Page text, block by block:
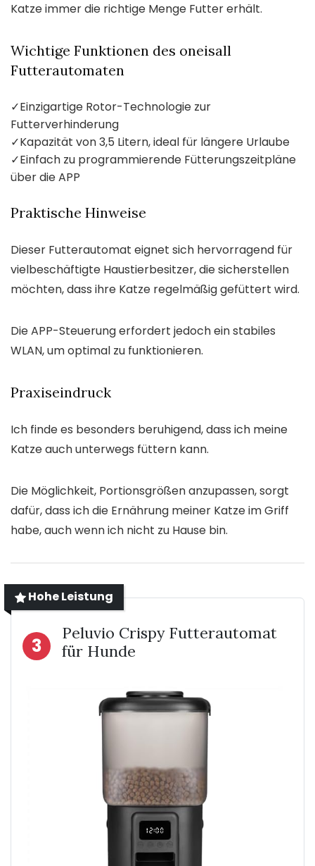
Katze immer die richtige Menge Futter erhält.
Wichtige Funktionen des oneisall
Futterautomaten
✓Einzigartige Rotor-Technologie zur
Futterverhinderung
✓Kapazität von 3,5 Litern, ideal für längere Urlaube
✓Einfach zu programmierende Fütterungszeitpläne
über die APP
Praktische Hinweise
Dieser Futterautomat eignet sich hervorragend für
vielbeschäftigte Haustierbesitzer, die sicherstellen
möchten, dass ihre Katze regelmäßig gefüttert wird.
Die APP-Steuerung erfordert jedoch ein stabiles
WLAN, um optimal zu funktionieren.
Praxiseindruck
Ich finde es besonders beruhigend, dass ich meine
Katze auch unterwegs füttern kann.
Die Möglichkeit, Portionsgrößen anzupassen, sorgt
dafür, dass ich die Ernährung meiner Katze im Griff
habe, auch wenn ich nicht zu Hause bin.
Hohe Leistung
3
Peluvio Crispy Futterautomat
für Hunde